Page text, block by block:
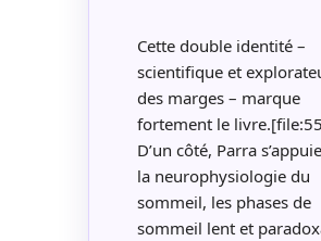
Cette double identité –
scientifique et
des marges – marque
fortement le
D’un côté, Parra
la neurophysiologie du
sommeil, les phases de
sommeil lent et